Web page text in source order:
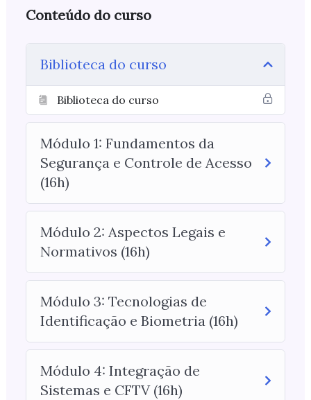
Conteúdo do curso
Biblioteca do curso
Biblioteca do curso
Módulo 1: Fundamentos da
Segurança e Controle de Acesso
(16h)
Módulo 2: Aspectos Legais e
Normativos (16h)
Módulo 3: Tecnologias de
Identificação e Biometria (16h)
Módulo 4: Integração de
Sistemas e CFTV (16h)